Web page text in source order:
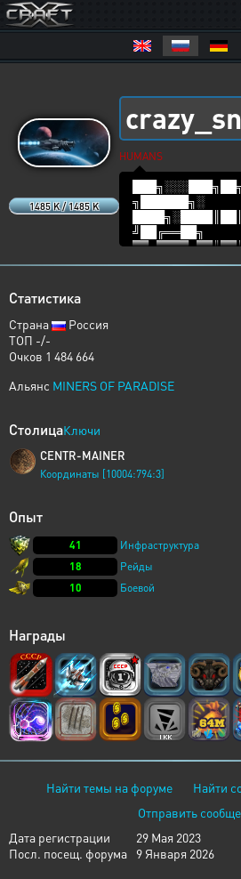
1485 K / 1485 K
HUMANS
╗██████╗░
╝██╔══██╗
░██████╔╝
Статистика
Страна
Россия
ТОП -/-
Очков 1 484 664
Альянс MINERS OF PARADISE
СтолицаКлючи
CENTR-MAINER
Координаты [10004:794:3]
Опыт
41
Инфраструктура
18
Рейды
10
Боевой
Награды
Найти темы на форуме
Найти
Отправить
Дата регистрации
29 Мая 2023
Посл. посещ. форума
9 Января 2026